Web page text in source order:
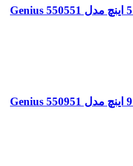
انبر خار جمع کن سر راست 5 اینچ مدل Genius 550551
انبر خار جمع کن سر راست 9 اینچ مدل Genius 550951